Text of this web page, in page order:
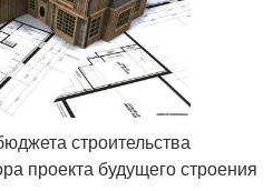
строительства
проекта будущего строения